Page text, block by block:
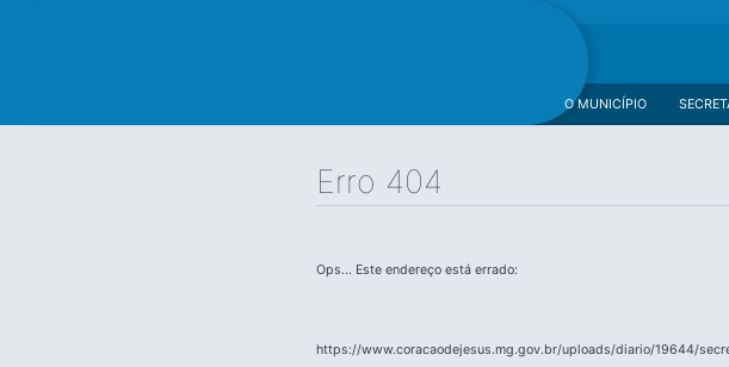
O MUNICÍPIO
Erro 404
Ops... Este endereço está errado:
https://www.coracaodejesus.mg.gov.br/uploads/diario/19644/